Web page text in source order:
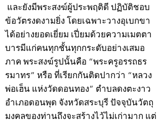
และยังมีพระสงฆ์ผู้ประพฤติดี ปฏิบัติชอบ
ข้อวัตรงดงามยิ่ง โดยเฉพาะวางอุเบกขา
ได้อย่างยอดเยี่ยม เปี่ยมด้วยความเมตตา
บารมีแก่คนทุกชั้นทุกกระดับอย่างเสมอ
ภาค พระสงฆ์รูปนั้นคือ “พระครูอรรถธร
รมาทร” หรือ ที่เรียกกันติดปากว่า “หลวง
พ่อเฮ็น แห่งวัดดอนทอง” ตำบลดงตะงาว
อำเภอดอนพุด จังหวัดสระบุรี ปัจจุบันวัตถุ
มงคลของท่านถึงจะสร้างไว้ไม่เก่ามาก แต่